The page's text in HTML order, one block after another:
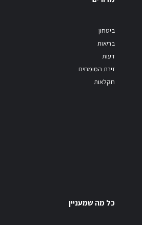
ביטחון
בריאות
דעות
זירת המומחים
חקלאות
כל מה שמעניין